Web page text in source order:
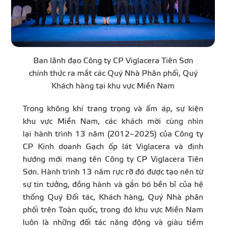
Ban lãnh đạo Công ty CP Viglacera Tiên Sơn
chính thức ra mắt các Quý Nhà Phân phối, Quý
Khách hàng tại khu vực Miền Nam
Trong không khí trang trọng và ấm áp, sự kiện
khu vực Miền Nam, các khách mời cùng nhìn
lại hành trình 13 năm (2012–2025) của Công ty
CP Kinh doanh Gạch ốp lát Viglacera và định
hướng mới mang tên Công ty CP Viglacera Tiên
Sơn. Hành trình 13 năm rực rỡ đó được tạo nên từ
sự tin tưởng, đồng hành và gắn bó bền bỉ của hệ
thống Quý Đối tác, Khách hàng, Quý Nhà phân
phối trên Toàn quốc, trong đó khu vực Miền Nam
luôn là những đối tác năng động và giàu tiềm